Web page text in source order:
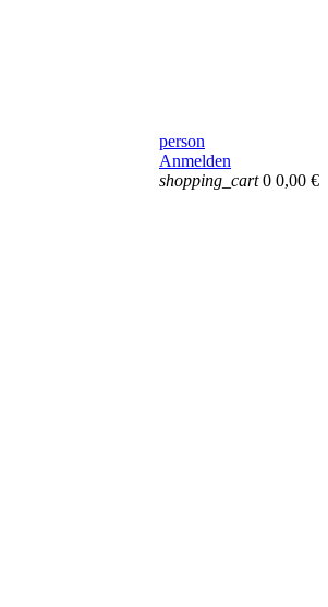
person
Anmelden
shopping_cart 0 0,00 €